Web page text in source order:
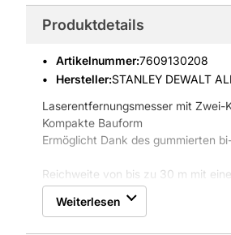
Produktdetails
Artikelnummer:7609130208
Hersteller:STANLEY DEWALT
Laserentfernungsmesser mit
Kompakte Bauform
Ermöglicht Dank des gummierten
Reichweite von bis zu 30 m mit
Schwarze Schrift auf hellem
Optimale Endnutzer-Funktionen
Weiterlesen